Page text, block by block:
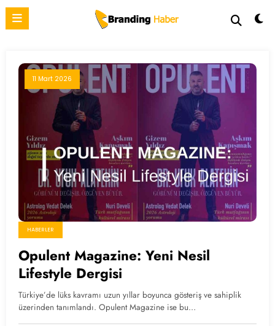
İçeriğe
11 Mart 2026
HABERLER
Opulent Magazine: Yeni Nesil
Lifestyle Dergisi
Türkiye’de lüks kavramı uzun yıllar boyunca gösteriş ve sahiplik
üzerinden tanımlandı. Opulent Magazine ise bu…